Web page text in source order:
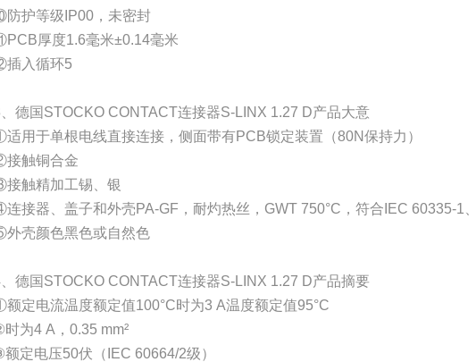
护等级IP00，未密封
厚度1.6毫米±0.14毫米
入循环5
德国STOCKO CONTACT连接器S-LINX 1.27 D产品大意
用于单根电线直接连接，侧面带有PCB锁定装置（80N保持力）
触铜合金
触精加工锡、银
接器、盖子和外壳PA-GF，耐灼热丝，GWT 750°C，符合IEC 60335-1
壳颜色黑色或自然色
德国STOCKO CONTACT连接器S-LINX 1.27 D产品摘要
定电流温度额定值100°C时为3 A温度额定值95°C
为4 A，0.35 mm²
定电压50伏（IEC 60664/2级）